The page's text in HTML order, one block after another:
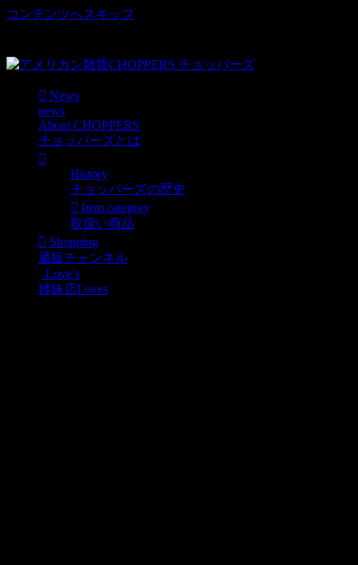
コンテンツへスキップ
News
news
About CHOPPERS
チョッパーズとは
History
チョッパーズの歴史
Item category
取扱い商品
Shopping
通販チャンネル
Love’s
姉妹店Loves